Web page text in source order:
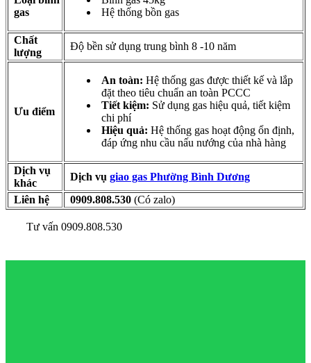
gas
Hệ thống bồn gas
Chất
lượng
Độ bền sử dụng trung bình 8 -10 năm
Ưu điểm
An toàn: Hệ thống gas được thiết kế và lắp
đặt theo tiêu chuẩn an toàn PCCC
Tiết kiệm: Sử dụng gas hiệu quả, tiết kiệm
chi phí
Hiệu quả: Hệ thống gas hoạt động ổn định,
đáp ứng nhu cầu nấu nướng của nhà hàng
Dịch vụ
khác
Dịch vụ giao gas Phường Bình Dương
Liên hệ
0909.808.530 (Có zalo)
Tư vấn 0909.808.530